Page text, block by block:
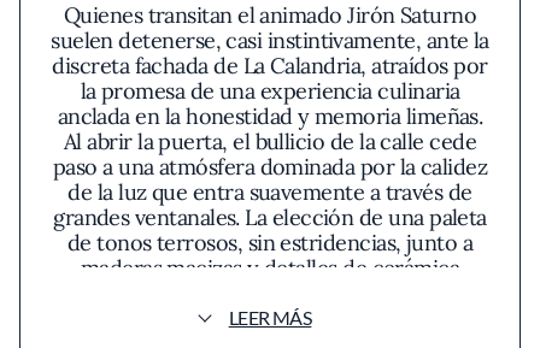
Quienes transitan el animado Jirón Saturno
suelen detenerse, casi instintivamente, ante la
discreta fachada de La Calandria, atraídos por
la promesa de una experiencia culinaria
anclada en la honestidad y memoria limeñas.
Al abrir la puerta, el bullicio de la calle cede
paso a una atmósfera dominada por la calidez
de la luz que entra suavemente a través de
grandes ventanales. La elección de una paleta
de tonos terrosos, sin estridencias, junto a
maderas macizas y detalles de cerámica
espacio una sensación de recogimiento que
LEER MÁS